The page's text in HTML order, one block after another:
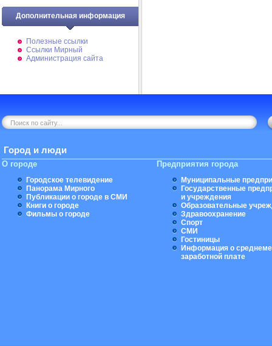
Дополнительная информация
Полезные ссылки
Ссылки Мирный
Администрация сайта
Город и люди
О городе
Городское телевидение
Панорама Мирного
Публикации о городе в СМИ
Книги о городе
Фильмы о городе
Предприятия города
Муниципальные
Государственные
и учреждения
Образовательные
Здравоохранение
Спорт
СМИ
Гостиницы
Информация о
заработной плате